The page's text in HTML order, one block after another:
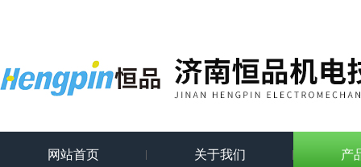
网站首页 关于我们 产